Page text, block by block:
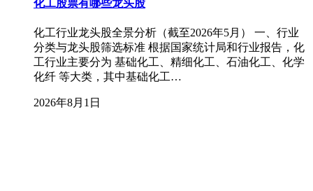
化工股票有哪些龙头股
化工行业龙头股全景分析（截至2026年5月） 一、行业
分类与龙头股筛选标准 根据国家统计局和行业报告，化
工行业主要分为 基础化工、精细化工、石油化工、化学
化纤 等大类，其中基础化工…
2026年8月1日